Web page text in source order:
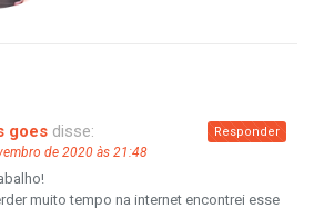
goes disse:
de 2020 às 21:48
muito tempo na internet encontrei esse
Responder